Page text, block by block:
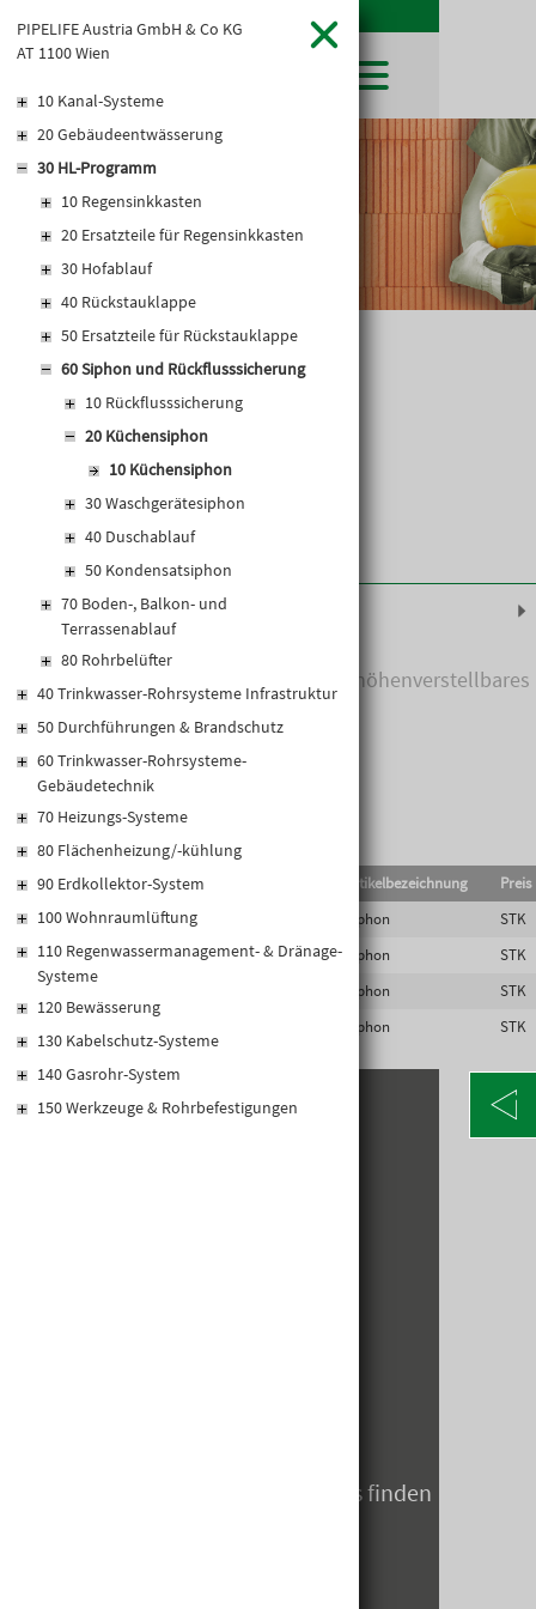
SHOP
LEIBWÄCHTER
MERKLISTE
WARENKORB
BAUSTOFFE
HOCHBAU
TIEFBAU
TROCKENBAU
FACHMARKT
LEISTUNGSERKLÄRUNGEN
BAUSTOFFKATALOGE
NATURSTEIN
UNTERNEHMEN
FIRMENGESCHICHTE
STANDORTE
DOWNLOADS
LEITBILD
KARRIERE
KARRIERE UND WEITERBILDUNG
OFFENE STELLEN
AKTUELLES
KATALOGE
PREISANPASSUNGEN
AGB'S
EUROSYS TROCKENBAUSYSTEM
GEWERBEZONE
Baustoffkataloge
PIPELIFE Austria GmbH & Co KG
AT 1100 Wien
10 Kanal-Systeme
20 Gebäudeentwässerung
30 HL-Programm
10 Regensinkkasten
20 Ersatzteile für Regensinkkasten
30 Hofablauf
40 Rückstauklappe
50 Ersatzteile für Rückstauklappe
60 Siphon und Rückflusssicherung
10 Rückflusssicherung
20 Küchensiphon
10 Küchensiphon
30 Waschgerätesiphon
40 Duschablauf
50 Kondensatsiphon
70 Boden-, Balkon- und
Terrassenablauf
80 Rohrbelüfter
40 Trinkwasser-Rohrsysteme Infrastruktur
50 Durchführungen & Brandschutz
60 Trinkwasser-Rohrsysteme-
Gebäudetechnik
70 Heizungs-Systeme
80 Flächenheizung/-kühlung
90 Erdkollektor-System
100 Wohnraumlüftung
110 Regenwassermanagement- & Dränage-
Systeme
120 Bewässerung
130 Kabelschutz-Systeme
140 Gasrohr-System
150 Werkzeuge & Rohrbefestigungen
KÜCHENSIPHON
Produktinformationen
Siphon mit Kugelgelenk, PP, höhenverstellbares
Tauchrohr
EAN-Code Artikelbezeichnung
Preis
9003076110049
Siphon
STK
9003076110056
HL100/50 Siphon
STK
Siphon
STK
Siphon STK
Öffnungszeiten zum Jahreswechsels finden